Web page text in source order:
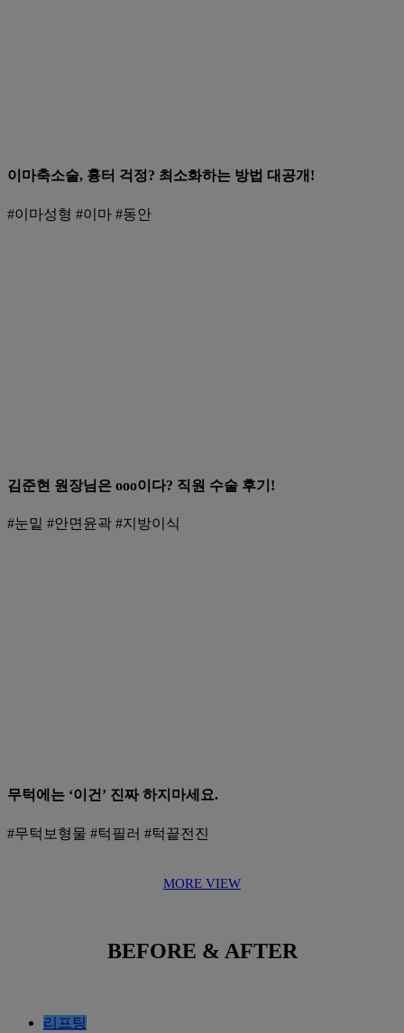
이마축소술, 흉터 걱정? 최소화하는 방법 대공개!
#이마성형 #이마 #동안
김준현 원장님은 ooo이다? 직원 수술 후기!
#눈밑 #안면윤곽 #지방이식
무턱에는 ‘이건’ 진짜 하지마세요.
#무턱보형물 #턱필러 #턱끝전진
MORE VIEW
BEFORE & AFTER
리프팅